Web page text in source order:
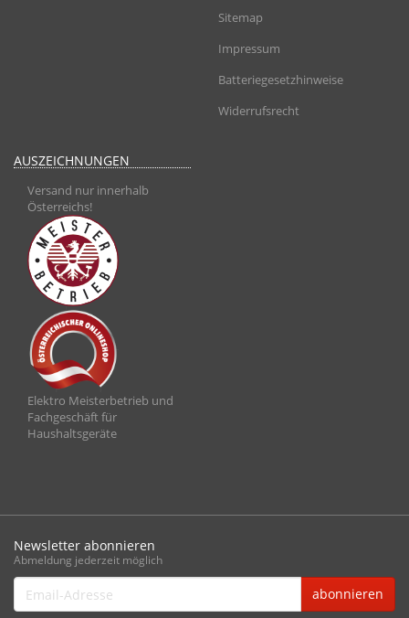
Sitemap
Impressum
Batteriegesetzhinweise
Widerrufsrecht
AUSZEICHNUNGEN
Versand nur innerhalb
Österreichs!
Elektro Meisterbetrieb und
Fachgeschäft für
Haushaltsgeräte
Newsletter abonnieren
Abmeldung jederzeit möglich
Email-
Adresse
abonnieren